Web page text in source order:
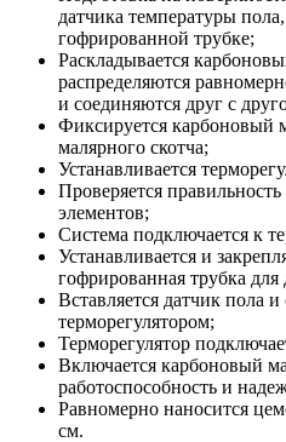
датчика температуры
гофрированной трубке;
Раскладывается
распределяются
и соединяются друг с
Фиксируется карбоновый
малярного скотча;
Устанавливается
Проверяется
элементов;
Система подключается к
Устанавливается и
гофрированная трубка для
Вставляется датчик пола и
терморегулятором;
Терморегулятор
Включается карбоновый
работоспособность и
Равномерно наносится
см.